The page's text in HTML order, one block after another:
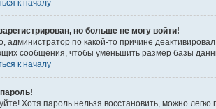
к началу
но больше не могу войти!
администратор по какой-то причине
сообщения, чтобы уменьшить размер базы
к началу
Хотя пароль нельзя восстановить, можно